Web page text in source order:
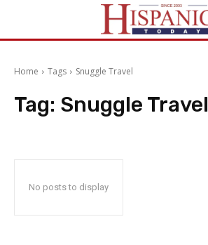
Home Tags Snuggle Travel
Tag: Snuggle Travel
No posts to display